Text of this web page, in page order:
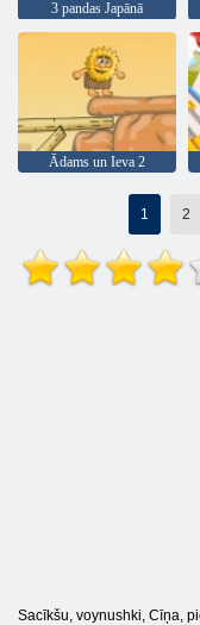
3 pandas Japānā
Ādams un Ieva 2
1 2
Sacīkšu, voynushki, Cīņa,